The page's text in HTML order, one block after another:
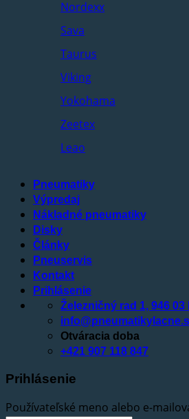
Nordexx
Sava
Taurus
Viking
Yokohama
Zeetex
Leao
Pneumatiky
Výpredaj
Nákladné pneumatiky
Disky
Články
Pneuservis
Kontakt
Prihlásenie
Železničný rad 1, 946
Otváracia doba
+421 907 118 847
Prihlásenie
Používateľské meno alebo e-